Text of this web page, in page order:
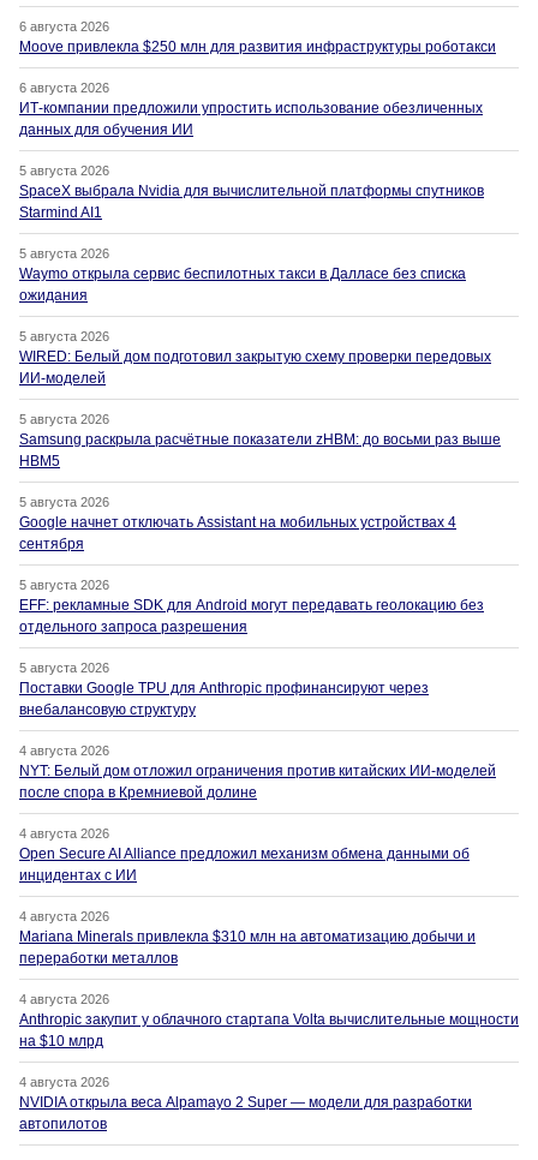
6 августа 2026
Moove привлекла $250 млн для развития инфраструктуры роботакси
6 августа 2026
ИТ-компании предложили упростить использование обезличенных
данных для обучения ИИ
5 августа 2026
SpaceX выбрала Nvidia для вычислительной платформы спутников
Starmind AI1
5 августа 2026
Waymo открыла сервис беспилотных такси в Далласе без списка
ожидания
5 августа 2026
WIRED: Белый дом подготовил закрытую схему проверки передовых
ИИ-моделей
5 августа 2026
Samsung раскрыла расчётные показатели zHBM: до восьми раз выше
HBM5
5 августа 2026
Google начнет отключать Assistant на мобильных устройствах 4
сентября
5 августа 2026
EFF: рекламные SDK для Android могут передавать геолокацию без
отдельного запроса разрешения
5 августа 2026
Поставки Google TPU для Anthropic профинансируют через
внебалансовую структуру
4 августа 2026
NYT: Белый дом отложил ограничения против китайских ИИ-моделей
после спора в Кремниевой долине
4 августа 2026
Open Secure AI Alliance предложил механизм обмена данными об
инцидентах с ИИ
4 августа 2026
Mariana Minerals привлекла $310 млн на автоматизацию добычи и
переработки металлов
4 августа 2026
Anthropic закупит у облачного стартапа Volta вычислительные мощности
на $10 млрд
4 августа 2026
NVIDIA открыла веса Alpamayo 2 Super — модели для разработки
автопилотов